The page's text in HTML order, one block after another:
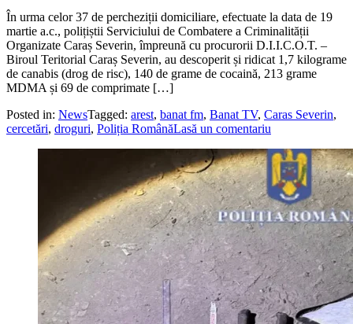
În urma celor 37 de percheziții domiciliare, efectuate la data de 19
martie a.c., polițiștii Serviciului de Combatere a Criminalității
Organizate Caraș Severin, împreună cu procurorii D.I.I.C.O.T. –
Biroul Teritorial Caraș Severin, au descoperit și ridicat 1,7 kilograme
de canabis (drog de risc), 140 de grame de cocaină, 213 grame
MDMA și 69 de comprimate […]
Posted in: NewsTagged: arest, banat fm, Banat TV, Caras Severin,
cercetări, droguri, Poliția RomânăLasă un comentariu